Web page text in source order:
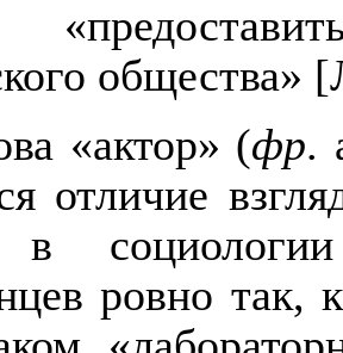
общества»
«актор» (фр.
отличие
в
ровно так,